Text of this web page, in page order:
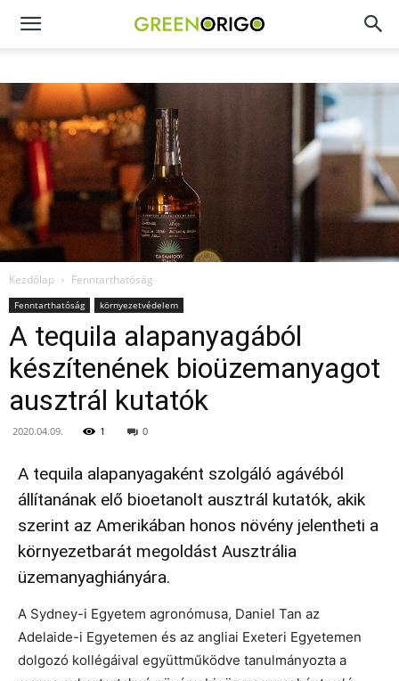
Green
Origo
portál
Kezdőlap Fenntarthatóság
Fenntarthatóság környezetvédelem
A tequila alapanyagából
készítenének bioüzemanyagot
ausztrál kutatók
2020.04.09. 1 0
A tequila alapanyagaként szolgáló agávéból
állítanának elő bioetanolt ausztrál kutatók, akik
szerint az Amerikában honos növény jelentheti a
környezetbarát megoldást Ausztrália
üzemanyaghiányára.
A Sydney-i Egyetem agronómusa, Daniel Tan az
Adelaide-i Egyetemen és az angliai Exeteri Egyetemen
dolgozó kollégáival együttműködve tanulmányozta a